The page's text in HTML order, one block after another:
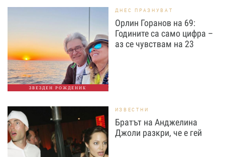
ЗВЕЗДЕН РОЖДЕНИК
ДНЕС ПРАЗНУВАТ
Орлин Горанов на 69:
Годините са само цифра –
аз се чувствам на 23
ИЗВЕСТНИ
Братът на Анджелина
Джоли разкри, че е гей